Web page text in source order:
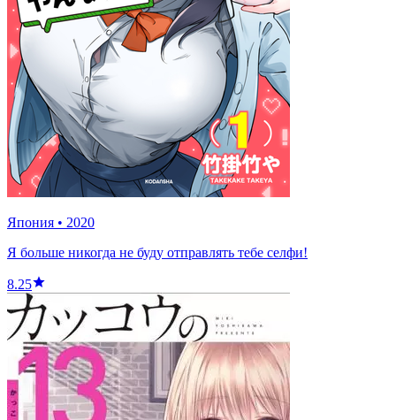
Япония • 2020
Я больше никогда не буду отправлять тебе селфи!
8.25